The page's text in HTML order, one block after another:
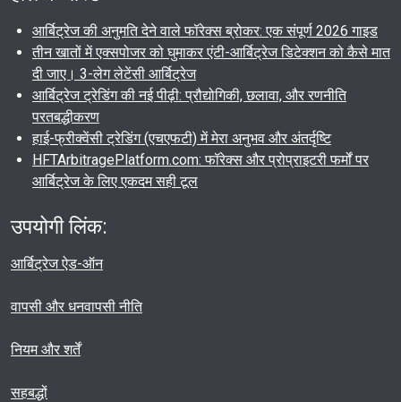
आर्बिट्रेज की अनुमति देने वाले फॉरेक्स ब्रोकर: एक संपूर्ण 2026 गाइड
तीन खातों में एक्सपोजर को घुमाकर एंटी-आर्बिट्रेज डिटेक्शन को कैसे मात
दी जाए। 3-लेग लेटेंसी आर्बिट्रेज
आर्बिट्रेज ट्रेडिंग की नई पीढ़ी: प्रौद्योगिकी, छलावा, और रणनीति
परतबद्धीकरण
हाई-फ्रीक्वेंसी ट्रेडिंग (एचएफटी) में मेरा अनुभव और अंतर्दृष्टि
HFTArbitragePlatform.com: फॉरेक्स और प्रोप्राइटरी फर्मों पर
आर्बिट्रेज के लिए एकदम सही टूल
उपयोगी लिंक:
आर्बिट्रेज ऐड-ऑन
वापसी और धनवापसी नीति
नियम और शर्तें
सहबद्धों